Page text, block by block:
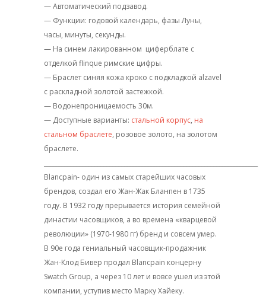
— Автоматический подзавод.
— Функции: годовой календарь, фазы Луны,
часы, минуты, секунды.
— На синем лакированном циферблате с
отделкой flinque римские цифры.
— Браслет синяя кожа кроко с подкладкой alzavel
с раскладной золотой застежкой.
— Водонепроницаемость 30м.
— Доступные варианты: стальной корпус, на
стальном браслете, розовое золото, на золотом
браслете.
Blancpain- один из самых старейших часовых
брендов, создал его Жан-Жак Бланпен в 1735
году. В 1932 году прерывается история семейной
династии часовщиков, а во времена «кварцевой
революции» (1970-1980 гг) бренд и совсем умер.
В 90е года гениальный часовщик-продажник
Жан-Клод Бивер продал Blancpain концерну
Swatch Group, а через 10 лет и вовсе ушел из этой
компании, уступив место Марку Хайеку.